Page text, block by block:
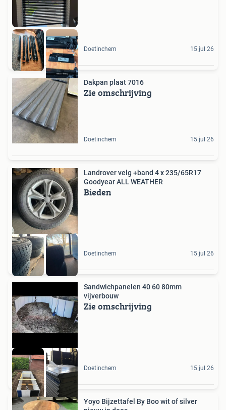
Doetinchem 15 jul 26
Dakpan plaat 7016
Zie omschrijving
Doetinchem 15 jul 26
Landrover velg +band 4 x 235/65R17
Goodyear ALL WEATHER
Bieden
Doetinchem 15 jul 26
Sandwichpanelen 40 60 80mm
vijverbouw
Zie omschrijving
Doetinchem 15 jul 26
Yoyo Bijzettafel By Boo wit of silver